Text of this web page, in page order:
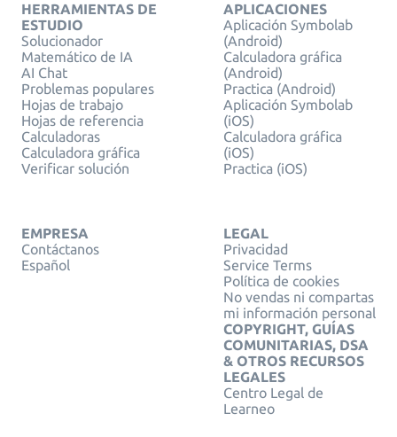
HERRAMIENTAS DE
ESTUDIO
Solucionador
Matemático de IA
AI Chat
Problemas populares
Hojas de trabajo
Hojas de referencia
Calculadoras
Calculadora gráfica
Verificar solución
APLICACIONES
Aplicación Symbolab
(Android)
Calculadora gráfica
(Android)
Practica (Android)
Aplicación Symbolab
(iOS)
Calculadora gráfica
(iOS)
Practica (iOS)
EMPRESA
Contáctanos
Español
LEGAL
Privacidad
Service Terms
Política de cookies
No vendas ni compartas
mi información personal
COPYRIGHT, GUÍAS
COMUNITARIAS, DSA
& OTROS RECURSOS
LEGALES
Centro Legal de
Learneo